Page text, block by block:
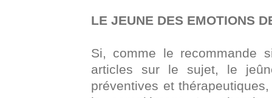
LE JEUNE DES EMOTIONS
Si, comme le recommande
articles sur le sujet, le
préventives et